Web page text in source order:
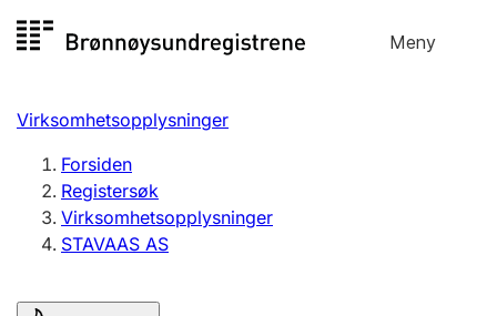
til
Meny
Registersøk
Aksjeselskap
Enkeltpersonforetak
Registrere, endre, slette
Virksomhetsopplysninger
Forsiden
Registersøk
Virksomhetsopplysninger
STAVAAS AS